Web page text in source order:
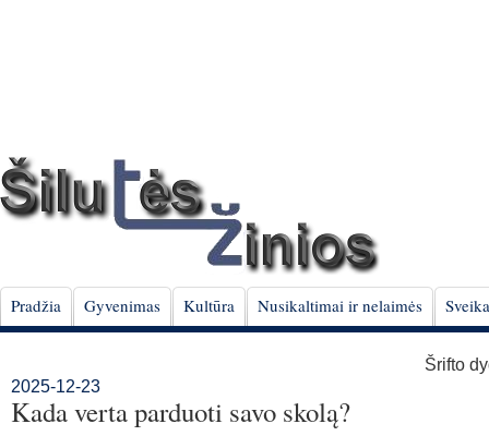
Pradžia Gyvenimas Kultūra Nusikaltimai ir nelaimės
Šrifto
2025-12-23
Kada verta parduoti savo skolą?